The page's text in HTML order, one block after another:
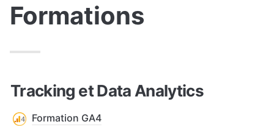
Formations
Tracking et Data Analytics
Formation GA4